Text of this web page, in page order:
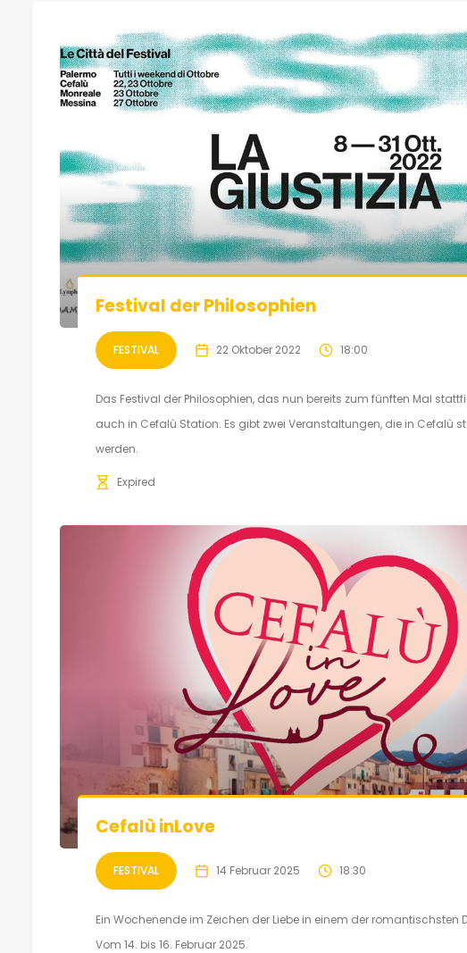
Festival der Philosophien
FESTIVAL 22 Oktober 2022 18:00
Das Festival der Philosophien, das nun bereits zum fünften Mal
auch in Cefalù Station. Es gibt zwei Veranstaltungen, die in Cefalù
werden.
Expired
Cefalù inLove
FESTIVAL 14 Februar 2025 18:30
Ein Wochenende im Zeichen der Liebe in einem der romantischsten
Vom 14. bis 16. Februar 2025.